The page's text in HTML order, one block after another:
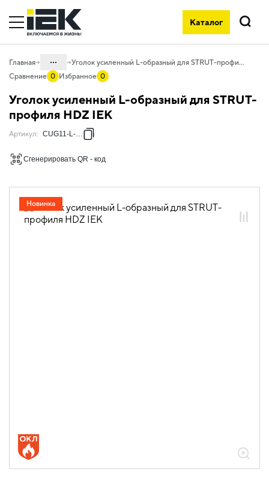
Каталог
Поиск
Главная ...
05. Системы для прокладки кабеля
05.04 Кабельные лотки и аксессуары
STRUT-система
STRUT-система
05.04.07.01.04 Аксессуары STRUT
Уголок усиленный L-образный для STRUT-профиля HDZ IEK
Сравнение 0 Избранное 0
Уголок усиленный L-образный для STRUT-
профиля HDZ IEK
Новинка
Артикул: CUG11-L-HDZ
Сгенерировать QR - код